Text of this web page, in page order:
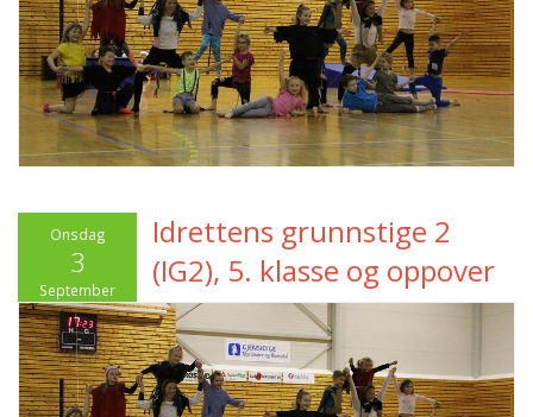
Onsdag
3
September
2025
Idrettens grunnstige 2
(IG2), 5. klasse og oppover